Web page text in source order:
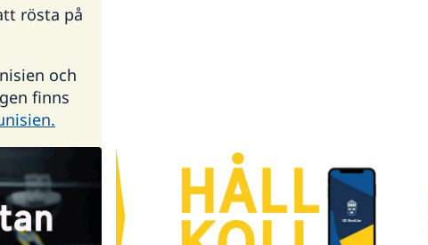
rösta på
och
finns